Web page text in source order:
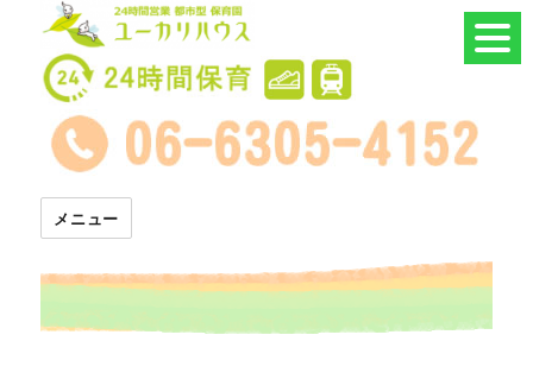
24時間託児所 ユーカリハウス
メニュー